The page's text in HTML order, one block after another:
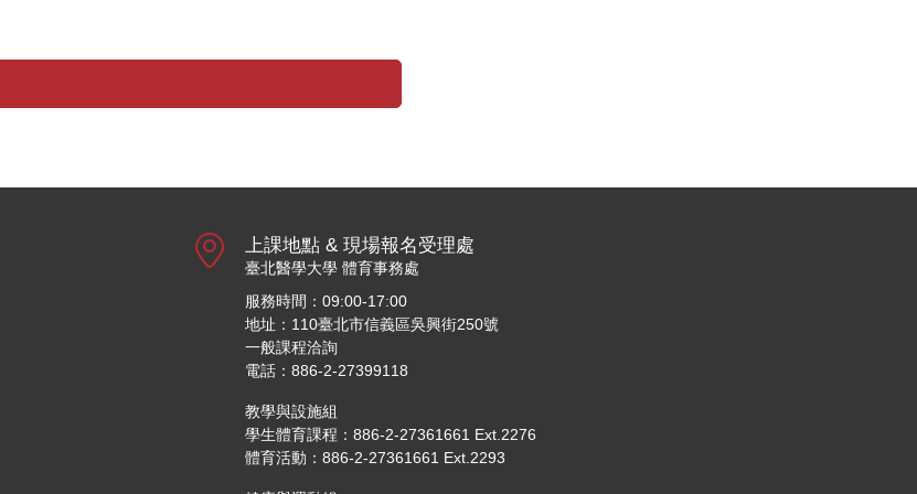
上課地點 & 現場報名受理處
臺北醫學大學 體育事務處
服務時間：09:00-17:00
地址：110臺北市信義區吳興街250號
一般課程洽詢
電話：886-2-27399118
教學與設施組
學生體育課程：886-2-27361661 Ext.2276
體育活動：886-2-27361661 Ext.2293